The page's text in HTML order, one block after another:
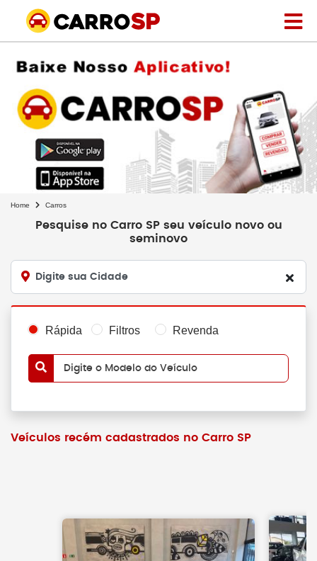
Home Carros
Pesquise no Carro SP seu veículo novo ou
seminovo
Digite sua Cidade
Rápida Filtros Revenda
Digite o Modelo do Veículo
Veículos recém cadastrados no Carro SP